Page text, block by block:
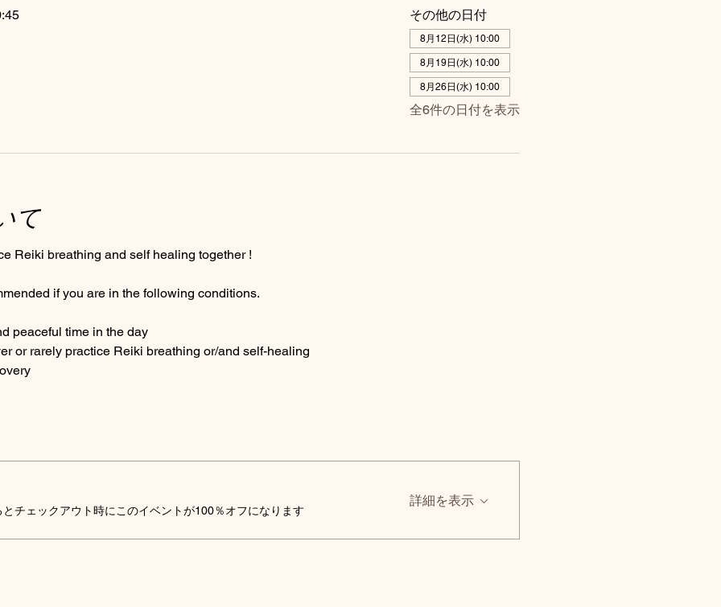
その他の日付
8月12日(水) 10:00
8月19日(水) 10:00
8月26日(水) 10:00
全6件の日付を表示
て
Reiki breathing and self healing together !
if you are in the following conditions.
peaceful time in the day
or rarely practice Reiki breathing or/and self-healing
チェックアウト時にこのイベントが100％オフになります
詳細を表示